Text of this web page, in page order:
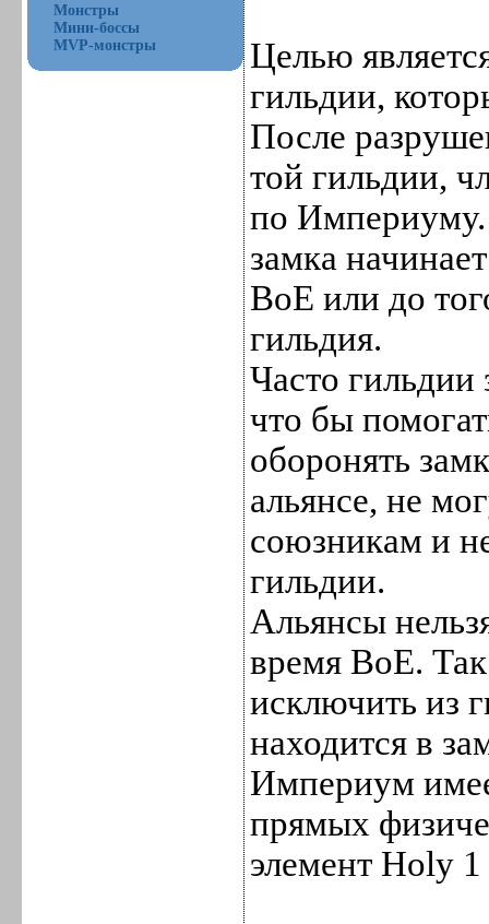
Монстры
Мини-боссы
MVP-монстры
Целью
гильдии,
После
той гильдии,
по Империуму.
замка
ВоЕ или до
гильдия.
Часто
что бы
оборонять
альянсе, не
союзникам и
гильдии.
Альянсы
время ВоЕ.
исключить из
находится в
Империум
прямых
элемент Holy